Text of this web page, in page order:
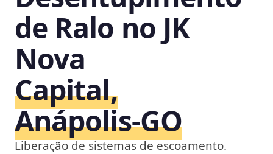
de Ralo no JK
Nova
Capital,
Anápolis‑GO
Liberação de sistemas de escoamento.